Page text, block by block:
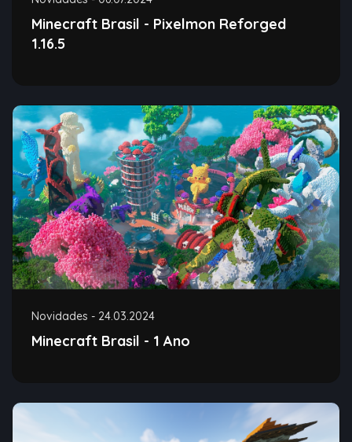
Minecraft Brasil - Pixelmon Reforged
1.16.5
Novidades - 24.03.2024
Minecraft Brasil - 1 Ano